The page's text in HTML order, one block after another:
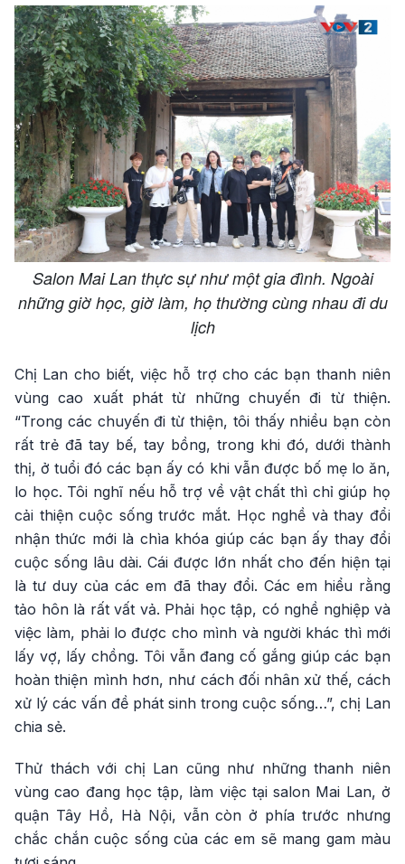
Salon Mai Lan thực sự như một gia đình. Ngoài
những giờ học, giờ làm, họ thường cùng nhau đi du
lịch
Chị Lan cho biết, việc hỗ trợ cho các bạn thanh niên
vùng cao xuất phát từ những chuyến đi từ thiện.
“Trong các chuyến đi từ thiện, tôi thấy nhiều bạn còn
rất trẻ đã tay bế, tay bồng, trong khi đó, dưới thành
thị, ở tuổi đó các bạn ấy có khi vẫn được bố mẹ lo ăn,
lo học. Tôi nghĩ nếu hỗ trợ về vật chất thì chỉ giúp họ
cải thiện cuộc sống trước mắt. Học nghề và thay đổi
nhận thức mới là chìa khóa giúp các bạn ấy thay đổi
cuộc sống lâu dài. Cái được lớn nhất cho đến hiện tại
là tư duy của các em đã thay đổi. Các em hiểu rằng
tảo hôn là rất vất vả. Phải học tập, có nghề nghiệp và
việc làm, phải lo được cho mình và người khác thì mới
lấy vợ, lấy chồng. Tôi vẫn đang cố gắng giúp các bạn
hoàn thiện mình hơn, như cách đối nhân xử thế, cách
xử lý các vấn đề phát sinh trong cuộc sống…”, chị Lan
chia sẻ.
Thử thách với chị Lan cũng như những thanh niên
vùng cao đang học tập, làm việc tại salon Mai Lan, ở
quận Tây Hồ, Hà Nội, vẫn còn ở phía trước nhưng
chắc chắn cuộc sống của các em sẽ mang gam màu